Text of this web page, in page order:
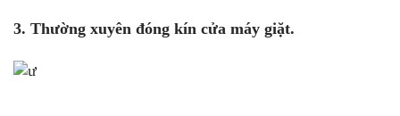
3. Thường xuyên đóng kín cửa máy giặt.